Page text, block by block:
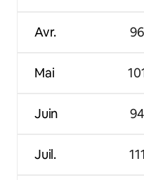
Avr.
Mai
Juin
Juil.